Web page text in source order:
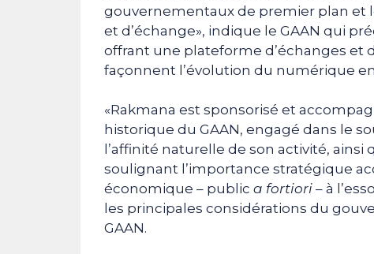
gouvernementaux de premier plan et
et d’échange», indique le GAAN qui
offrant une plateforme d’échanges et
façonnent l’évolution du numérique
«Rakmana est sponsorisé et
historique du GAAN, engagé dans le
l’affinité naturelle de son activité, ainsi
soulignant l’importance stratégique
économique – public a fortiori – à
les principales considérations du
GAAN.